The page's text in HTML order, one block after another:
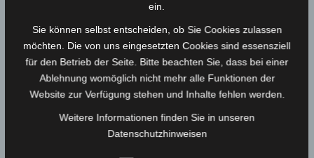
Acrylserie „Love your dorf“ Nr. 35
Original von Katrin Reichert
250,00 € / Month
ein.
Sie können selbst entscheiden, ob Sie Cookies zulassen
möchten. Die von uns eingesetzten Cookies sind essensziell
für den Betrieb der Seite. Bitte beachten Sie, dass bei einer
Ablehnung womöglich nicht mehr alle Funktionen der
Website zur Verfügung stehen und Inhalte fehlen werden.
Weitere Informationen finden Sie in unseren
Datenschutzhinweisen